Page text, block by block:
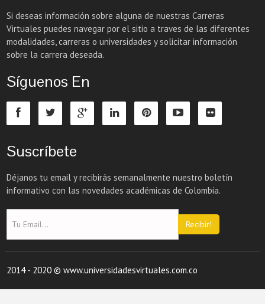
Si deseas información sobre alguna de nuestras Carreras
Virtuales puedes navegar por el sitio a traves de las diferentes
modalidades, carreras o universidades y solicitar información
sobre la carrera deseada.
Síguenos En
Suscríbete
Déjanos tu email y recibirás semanalmente nuestro boletín
informativo con las novedades académicas de Colombia.
Recibir!
2014 - 2020 © www.universidadesvirtuales.com.co